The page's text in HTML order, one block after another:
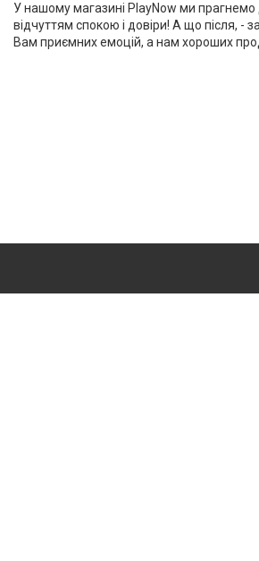
У нашому магазині PlayNow ми прагнемо
відчуттям спокою і довіри! А що після, -
Вам приємних емоцій, а нам хороших